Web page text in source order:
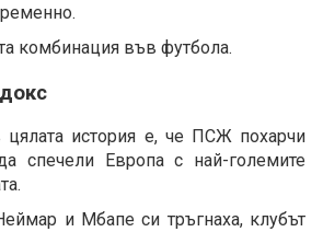
комбинация във футбола.
цялата история е, че ПСЖ похарчи
спечели Европа с най-големите
и Мбапе си тръгнаха, клубът